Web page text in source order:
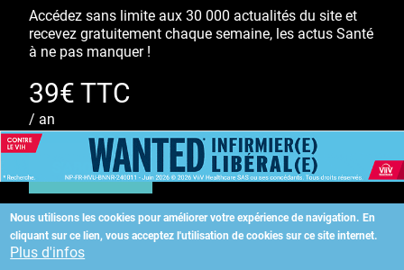
Nous utilisons les cookies pour améliorer votre expérience de navigation. En
cliquant sur ce lien, vous acceptez l'utilisation de cookies sur ce site internet.
Plus d'infos
Accédez sans limite aux 30 000 actualités du site et
recevez gratuitement chaque semaine, les actus Santé
à ne pas manquer !
39€ TTC
/ an
S'ABONNER
Copyright©2026 ALLIEDHEALTH